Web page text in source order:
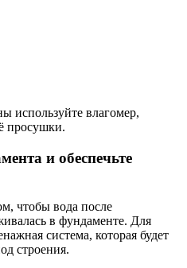
используйте влагомер,
просушки.
и обеспечьте
чтобы вода после
в фундаменте. Для
система, которая будет
строения.